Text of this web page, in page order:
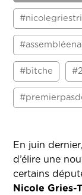
#bitche
En juin
d’élire une
certains
Nicole Gries-